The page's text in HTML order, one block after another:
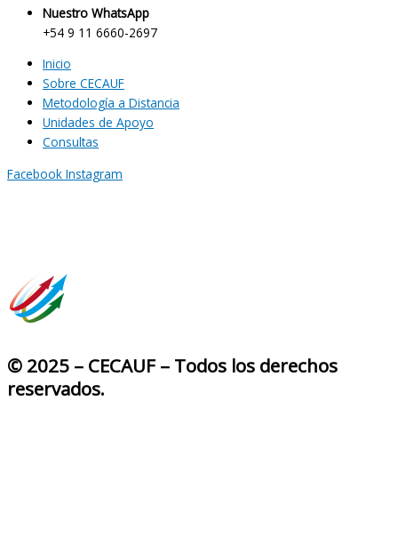
Nuestro WhatsApp
+54 9 11 6660-2697
Inicio
Sobre CECAUF
Metodología a Distancia
Unidades de Apoyo
Consultas
Facebook Instagram
© 2025 – CECAUF – Todos los derechos
reservados.